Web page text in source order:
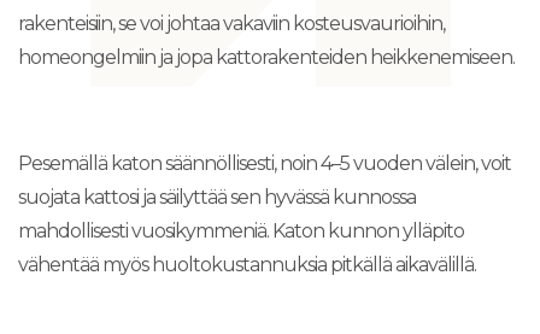
rakenteisiin, se voi johtaa vakaviin kosteusvaurioihin,
homeongelmiin ja jopa kattorakenteiden heikkenemiseen.
Pesemällä katon säännöllisesti, noin 4–5 vuoden välein, voit
suojata kattosi ja säilyttää sen hyvässä kunnossa
mahdollisesti vuosikymmeniä. Katon kunnon ylläpito
vähentää myös huoltokustannuksia pitkällä aikavälillä.